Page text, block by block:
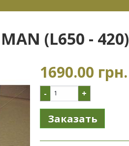
(L650 - 420)
1690.00 грн.
- +